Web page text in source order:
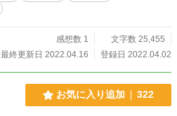
感想数 1
文字数 25,455
最終更新日 2022.04.16
登録日 2022.04.02
お気に入り追加 322